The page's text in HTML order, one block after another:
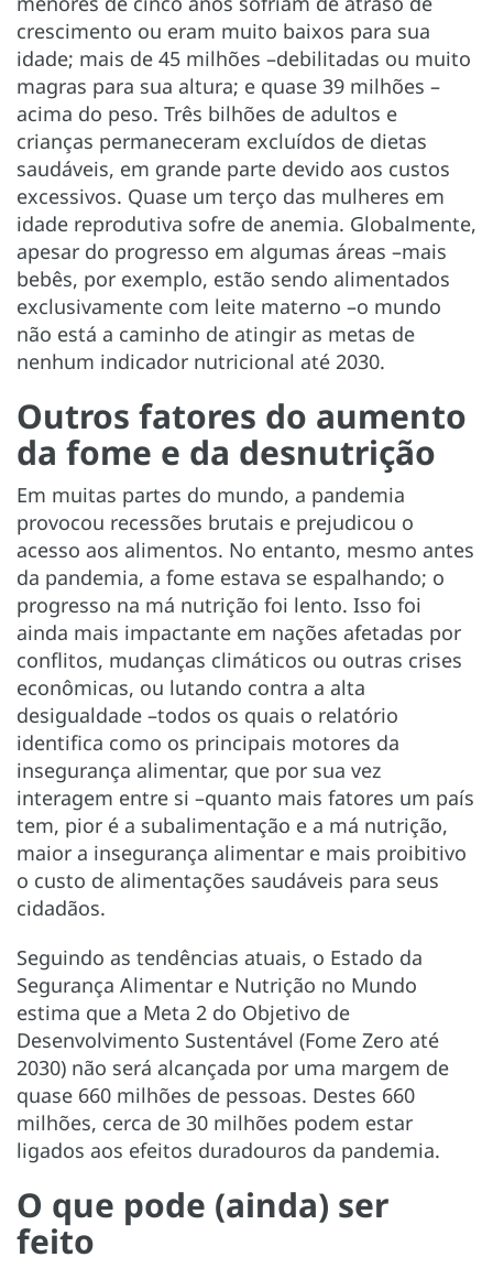
crescimento ou eram muito baixos para sua
idade; mais de 45 milhões –debilitadas ou muito
magras para sua altura; e quase 39 milhões –
acima do peso. Três bilhões de adultos e
crianças permaneceram excluídos de dietas
saudáveis, em grande parte devido aos custos
excessivos. Quase um terço das mulheres em
idade reprodutiva sofre de anemia. Globalmente,
apesar do progresso em algumas áreas –mais
bebês, por exemplo, estão sendo alimentados
exclusivamente com leite materno –o mundo
não está a caminho de atingir as metas de
nenhum indicador nutricional até 2030.
Outros fatores do aumento
da fome e da desnutrição
Em muitas partes do mundo, a pandemia
provocou recessões brutais e prejudicou o
acesso aos alimentos. No entanto, mesmo antes
da pandemia, a fome estava se espalhando; o
progresso na má nutrição foi lento. Isso foi
ainda mais impactante em nações afetadas por
conflitos, mudanças climáticos ou outras crises
econômicas, ou lutando contra a alta
desigualdade –todos os quais o relatório
identifica como os principais motores da
insegurança alimentar, que por sua vez
interagem entre si –quanto mais fatores um país
tem, pior é a subalimentação e a má nutrição,
maior a insegurança alimentar e mais proibitivo
o custo de alimentações saudáveis para seus
cidadãos.
Seguindo as tendências atuais, o Estado da
Segurança Alimentar e Nutrição no Mundo
estima que a Meta 2 do Objetivo de
Desenvolvimento Sustentável (Fome Zero até
2030) não será alcançada por uma margem de
quase 660 milhões de pessoas. Destes 660
milhões, cerca de 30 milhões podem estar
ligados aos efeitos duradouros da pandemia.
O que pode (ainda) ser
feito